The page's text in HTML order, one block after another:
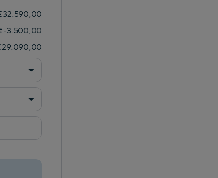
Unlimited-Paket "Preisvorteil"
USB-C-Schnittstellen vorn (2 Stück)
Verkehrszeichenerkennung
32.590,00
-3.500,00
29.090,00